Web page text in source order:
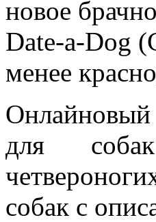
новое
Date-a-Dog
менее
для
собак с